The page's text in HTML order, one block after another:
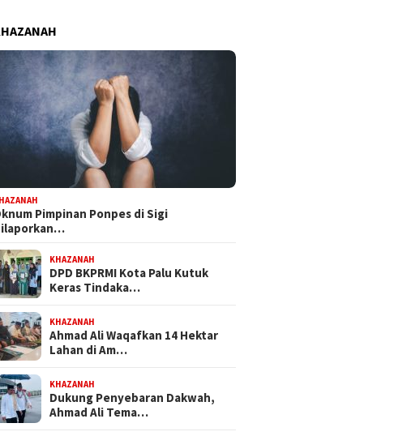
Pimpinan Ponpes di Sigi
KHAZANAH
DPD BKPRMI Kota Palu Kutuk
Keras Tindaka…
KHAZANAH
Ahmad Ali Waqafkan 14 Hektar
Lahan di Am…
KHAZANAH
Dukung Penyebaran Dakwah,
Ahmad Ali Tema…